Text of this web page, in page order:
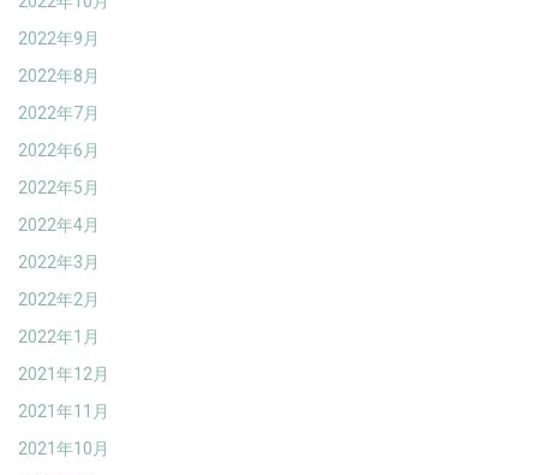
2022年9月
2022年8月
2022年7月
2022年6月
2022年5月
2022年4月
2022年3月
2022年2月
2022年1月
2021年12月
2021年11月
2021年10月